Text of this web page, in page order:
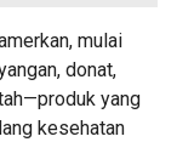
mulai
donat,
yang
kesehatan